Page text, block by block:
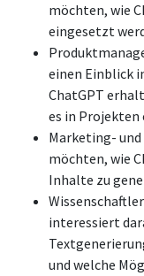
möchten, wie
eingesetzt
einen Einblick
ChatGPT
es in Projekten
Marketing-
möchten, wie
Inhalte zu
interessiert
und welche